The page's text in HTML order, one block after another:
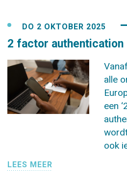
DO 2 OKTOBER 2025
2 factor authentication
alle
een
ook
LEES MEER